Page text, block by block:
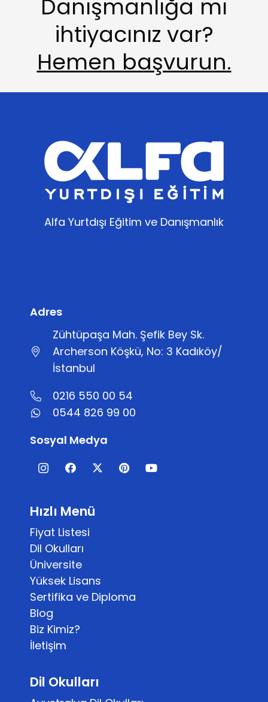
Danışmanlığa mı
ihtiyacınız var?
Hemen başvurun.
Alfa Yurtdışı Eğitim ve Danışmanlık
Adres
Zühtüpaşa Mah. Şefik Bey Sk.
Archerson Köşkü, No: 3 Kadıköy/
İstanbul
0216 550 00 54
0544 826 99 00
Sosyal Medya
Hızlı Menü
Fiyat Listesi
Dil Okulları
Üniversite
Yüksek Lisans
Sertifika ve Diploma
Blog
Biz Kimiz?
İletişim
Dil Okulları